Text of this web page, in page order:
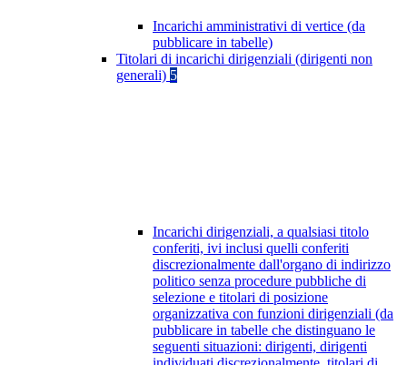
Incarichi amministrativi di vertice (da
pubblicare in tabelle)
Titolari di incarichi dirigenziali (dirigenti non
generali) 5
Incarichi dirigenziali, a qualsiasi titolo
conferiti, ivi inclusi quelli conferiti
discrezionalmente dall'organo di indirizzo
politico senza procedure pubbliche di
selezione e titolari di posizione
organizzativa con funzioni dirigenziali (da
pubblicare in tabelle che distinguano le
seguenti situazioni: dirigenti, dirigenti